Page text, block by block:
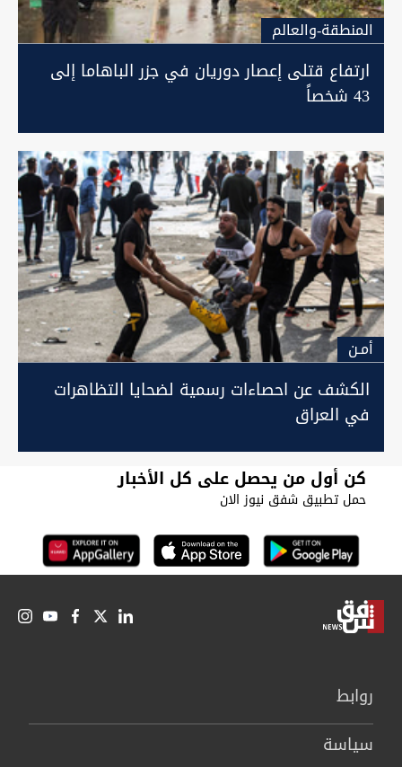
المنطقة-والعالم
ارتفاع قتلى إعصار دوريان في جزر الباهاما إلى
43 شخصاً
أمـن
الكشف عن احصاءات رسمية لضحايا التظاهرات
في العراق
كن أول من يحصل على كل الأخبار
حمل تطبيق شفق نيوز الان
روابط
سیاسة